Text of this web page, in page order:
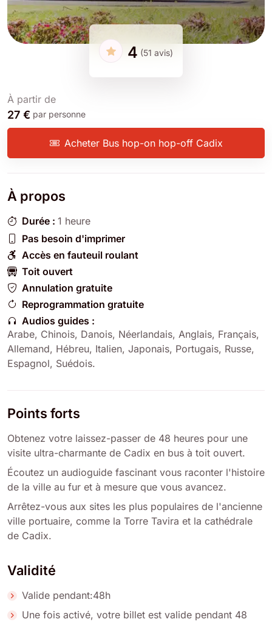
4 (51 avis)
À partir de
27 € par personne
Acheter Bus hop-on hop-off Cadix
À propos
Durée : 1 heure
Pas besoin d'imprimer
Accès en fauteuil roulant
Toit ouvert
Annulation gratuite
Reprogrammation gratuite
Audios guides :
Arabe, Chinois, Danois, Néerlandais, Anglais, Français,
Allemand, Hébreu, Italien, Japonais, Portugais, Russe,
Espagnol, Suédois.
Points forts
Obtenez votre laissez-passer de 48 heures pour une
visite ultra-charmante de Cadix en bus à toit ouvert.
Écoutez un audioguide fascinant vous raconter l'histoire
de la ville au fur et à mesure que vous avancez.
Arrêtez-vous aux sites les plus populaires de l'ancienne
ville portuaire, comme la Torre Tavira et la cathédrale
de Cadix.
Validité
Valide pendant:48h
Une fois activé, votre billet est valide pendant 48